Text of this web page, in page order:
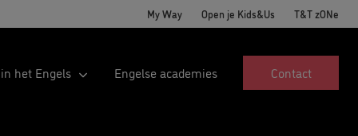
My Way Open je Kids&Us T&T zONe
het Engels Engelse academies Contact